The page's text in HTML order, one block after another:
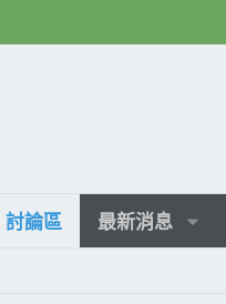
討論區 最新消息